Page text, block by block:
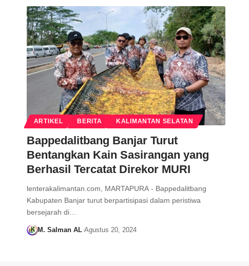
ARTIKEL BERITA KALIMANTAN SELATAN
Bappedalitbang Banjar Turut
Bentangkan Kain Sasirangan yang
Berhasil Tercatat Direkor MURI
lenterakalimantan.com, MARTAPURA - Bappedalitbang
Kabupaten Banjar turut berpartisipasi dalam peristiwa
bersejarah di…
M. Salman AL Agustus 20, 2024